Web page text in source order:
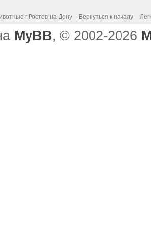
г Ростов-на-Дону Вернуться к началу
MyBB, © 2002-2026